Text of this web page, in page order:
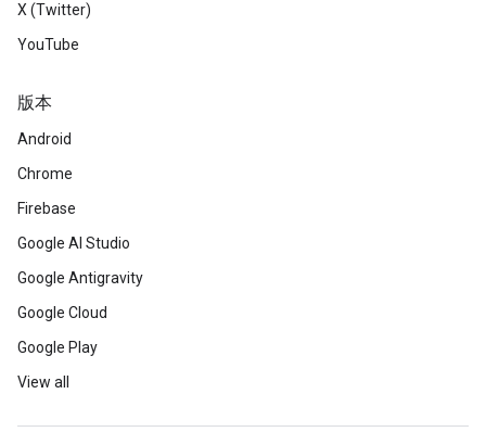
X (Twitter)
YouTube
版本
Android
Chrome
Firebase
Google AI Studio
Google Antigravity
Google Cloud
Google Play
View all